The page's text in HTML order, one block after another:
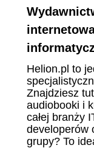
Helion.pl to
Znajdziesz
audiobooki i
całej branży
developerów
grupy? To